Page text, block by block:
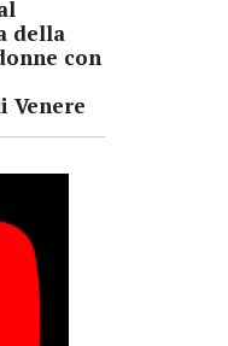
della
con
Venere